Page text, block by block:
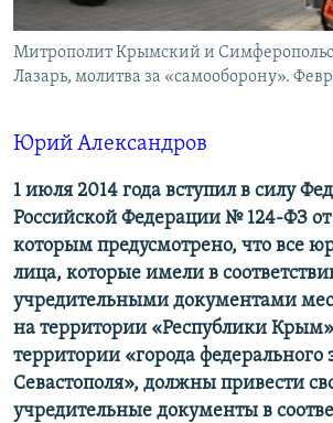
УКРАИНСКАЯ ПРОБЛЕМА КРЫМА
Все сайты RFE/RL
Митрополит Крымский и
Лазарь, молитва за «самооборону».
Юрий Александров
1 июля 2014 года вступил в силу
Российской Федерации № 124-ФЗ от
которым предусмотрено, что все
лица, которые имели в
учредительными документами
на территории «Республики
территории «города федерального
Севастополя», должны привести
учредительные документы в